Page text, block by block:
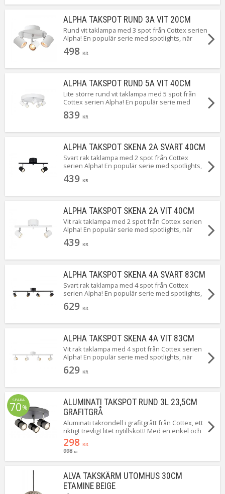
ALPHA TAKSPOT RUND 3A VIT 20CM
Rund vit taklampa med 3 spot från Cottex serien
Alpha! En populär serie med spotlights, när
enkelhet är bäst!
498 KR
ALPHA TAKSPOT RUND 5A VIT 40CM
Lite större rund vit taklampa med 5 spot från
Cottex serien Alpha! En populär serie med
spotlights, när enkelhet är bäst!
839 KR
ALPHA TAKSPOT SKENA 2A SVART 40CM
Svart rak taklampa med 2 spot från Cottex
serien Alpha! En populär serie med spotlights,
när enkelhet är bäst!
439 KR
ALPHA TAKSPOT SKENA 2A VIT 40CM
Vit rak taklampa med 2 spot från Cottex serien
Alpha! En populär serie med spotlights, när
enkelhet är bäst!
439 KR
ALPHA TAKSPOT SKENA 4A SVART 83CM
Svart rak taklampa med 4 spot från Cottex
serien Alpha! En populär serie med spotlights,
när enkelhet är bäst!
629 KR
ALPHA TAKSPOT SKENA 4A VIT 83CM
Vit rak taklampa med 4 spot från Cottex serien
Alpha! En populär serie med spotlights, när
enkelhet är bäst!
629 KR
ALUMINATI TAKSPOT RUND 3L 23,5CM
GRAFITGRÅ
Aluminati takrondell i grafitgrått från Cottex, ett
riktigt trevligt litet nytillskott! Med en enkel och
stilren design passar hen in i de allra flesta hem
och hus.
298 KR
998 KR
SPARA
70%
ALVA TAKSKÄRM UTOMHUS 30CM
ETAMINE BEIGE